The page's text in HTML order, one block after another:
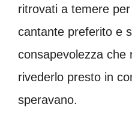
ritrovati a temere
cantante preferito e
consapevolezza che
rivederlo presto in
speravano.